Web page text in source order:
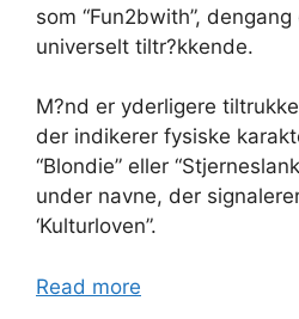
som “Fun2bwith”,
universelt tiltr?kkende.
M?nd er yderligere
der indikerer fysiske
“Blondie” eller
under navne, der
‘Kulturloven”.
Read more